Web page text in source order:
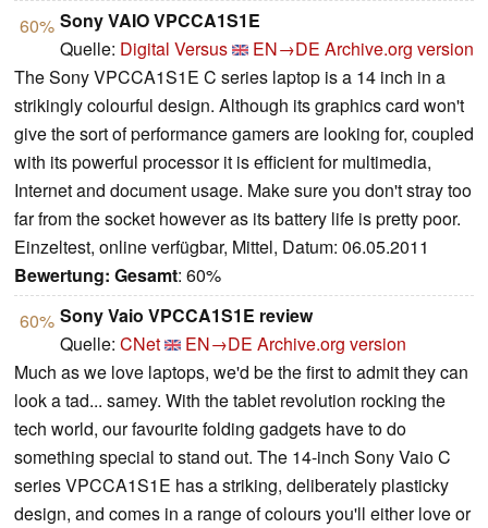
60% Sony VAIO VPCCA1S1E
Quelle: Digital Versus EN→DE Archive.org version
The Sony VPCCA1S1E C series laptop is a 14 inch in a
strikingly colourful design. Although its graphics card won't
give the sort of performance gamers are looking for, coupled
with its powerful processor it is efficient for multimedia,
Internet and document usage. Make sure you don't stray too
far from the socket however as its battery life is pretty poor.
Einzeltest, online verfügbar, Mittel, Datum: 06.05.2011
Bewertung: Gesamt: 60%
60% Sony Vaio VPCCA1S1E review
Quelle: CNet EN→DE Archive.org version
Much as we love laptops, we'd be the first to admit they can
look a tad... samey. With the tablet revolution rocking the
tech world, our favourite folding gadgets have to do
something special to stand out. The 14-inch Sony Vaio C
series VPCCA1S1E has a striking, deliberately plasticky
design, and comes in a range of colours you'll either love or